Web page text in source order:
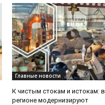
Главные новости
К чистым стокам и истокам: в
регионе модернизируют